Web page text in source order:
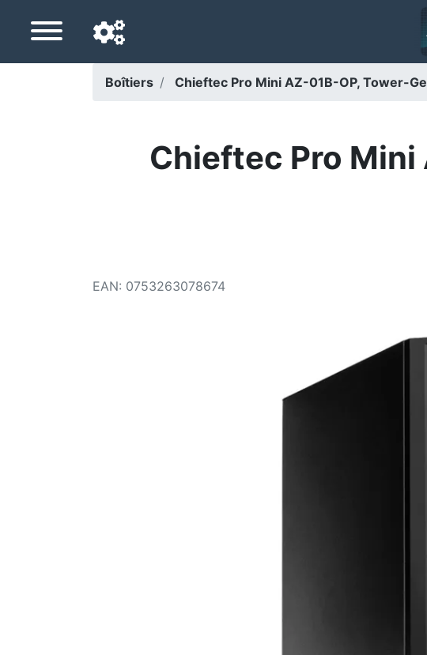
Soutenez-nous
Boîtiers Chieftec Pro Mini AZ-01B-OP, Tower-
Chieftec Pro Mini
EAN: 0753263078674